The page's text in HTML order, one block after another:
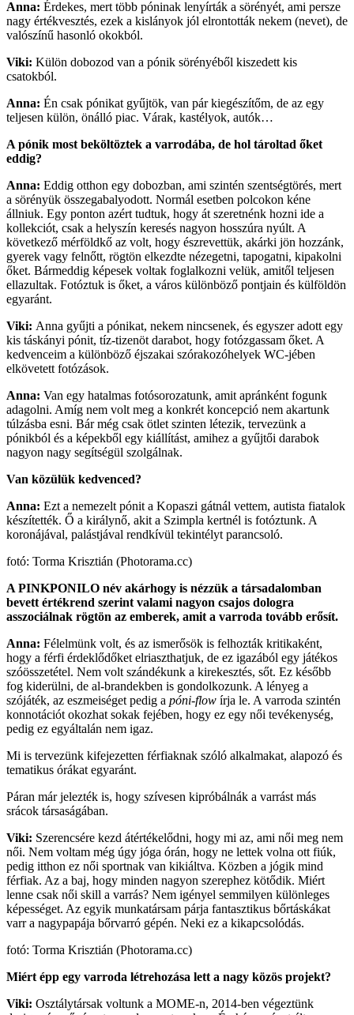
Anna: Érdekes, mert több póninak lenyírták a sörényét, ami persze
nagy értékvesztés, ezek a kislányok jól elrontották nekem (nevet), de
valószínű hasonló okokból.
Viki: Külön dobozod van a pónik sörényéből kiszedett kis
csatokból.
Anna: Én csak pónikat gyűjtök, van pár kiegészítőm, de az egy
teljesen külön, önálló piac. Várak, kastélyok, autók…
A pónik most beköltöztek a varrodába, de hol tároltad őket
eddig?
Anna: Eddig otthon egy dobozban, ami szintén szentségtörés, mert
a sörényük összegabalyodott. Normál esetben polcokon kéne
állniuk. Egy ponton azért tudtuk, hogy át szeretnénk hozni ide a
kollekciót, csak a helyszín keresés nagyon hosszúra nyúlt. A
következő mérföldkő az volt, hogy észrevettük, akárki jön hozzánk,
gyerek vagy felnőtt, rögtön elkezdte nézegetni, tapogatni, kipakolni
őket. Bármeddig képesek voltak foglalkozni velük, amitől teljesen
ellazultak. Fotóztuk is őket, a város különböző pontjain és külföldön
egyaránt.
Viki: Anna gyűjti a pónikat, nekem nincsenek, és egyszer adott egy
kis táskányi pónit, tíz-tizenöt darabot, hogy fotózgassam őket. A
kedvenceim a különböző éjszakai szórakozóhelyek WC-jében
elkövetett fotózások.
Anna: Van egy hatalmas fotósorozatunk, amit apránként fogunk
adagolni. Amíg nem volt meg a konkrét koncepció nem akartunk
túlzásba esni. Bár még csak ötlet szinten létezik, tervezünk a
pónikból és a képekből egy kiállítást, amihez a gyűjtői darabok
nagyon nagy segítségül szolgálnak.
Van közülük kedvenced?
Anna: Ezt a nemezelt pónit a Kopaszi gátnál vettem, autista fiatalok
készítették. Ő a királynő, akit a Szimpla kertnél is fotóztunk. A
koronájával, palástjával rendkívül tekintélyt parancsoló.
fotó: Torma Krisztián (Photorama.cc)
A PINKPONILO név akárhogy is nézzük a társadalomban
bevett értékrend szerint valami nagyon csajos dologra
asszociálnak rögtön az emberek, amit a varroda tovább erősít.
Anna: Félelmünk volt, és az ismerősök is felhozták kritikaként,
hogy a férfi érdeklődőket elriaszthatjuk, de ez igazából egy játékos
szóösszetétel. Nem volt szándékunk a kirekesztés, sőt. Ez később
fog kiderülni, de al-brandekben is gondolkozunk. A lényeg a
szójáték, az eszmeiséget pedig a póni-flow írja le. A varroda szintén
konnotációt okozhat sokak fejében, hogy ez egy női tevékenység,
pedig ez egyáltalán nem igaz.
Mi is tervezünk kifejezetten férfiaknak szóló alkalmakat, alapozó és
tematikus órákat egyaránt.
Páran már jelezték is, hogy szívesen kipróbálnák a varrást más
srácok társaságában.
Viki: Szerencsére kezd átértékelődni, hogy mi az, ami női meg nem
női. Nem voltam még úgy jóga órán, hogy ne lettek volna ott fiúk,
pedig itthon ez női sportnak van kikiáltva. Közben a jógik mind
férfiak. Az a baj, hogy minden nagyon szerephez kötődik. Miért
lenne csak női skill a varrás? Nem igényel semmilyen különleges
képességet. Az egyik munkatársam párja fantasztikus bőrtáskákat
varr a nagypapája bőrvarró gépén. Neki ez a kikapcsolódás.
fotó: Torma Krisztián (Photorama.cc)
Miért épp egy varroda létrehozása lett a nagy közös projekt?
Viki: Osztálytársak voltunk a MOME-n, 2014-ben végeztünk